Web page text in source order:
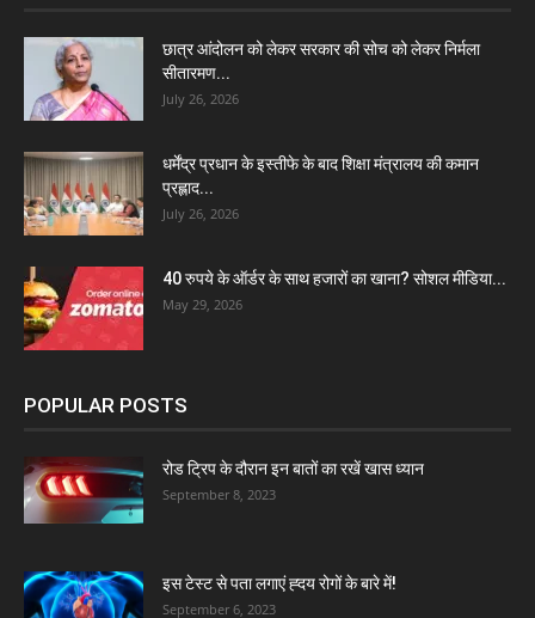
छात्र आंदोलन को लेकर सरकार की सोच को लेकर निर्मला
सीतारमण...
July 26, 2026
धर्मेंद्र प्रधान के इस्तीफे के बाद शिक्षा मंत्रालय की कमान
प्रह्लाद...
July 26, 2026
40 रुपये के ऑर्डर के साथ हजारों का खाना? सोशल मीडिया...
May 29, 2026
POPULAR POSTS
रोड ट्रिप के दौरान इन बातों का रखें खास ध्यान
September 8, 2023
इस टेस्ट से पता लगाएं ह्दय रोगों के बारे में!
September 6, 2023